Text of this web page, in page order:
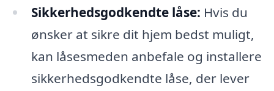
Sikkerhedsgodkendte låse: Hvis du
ønsker at sikre dit hjem bedst muligt,
kan låsesmeden anbefale og installere
sikkerhedsgodkendte låse, der lever